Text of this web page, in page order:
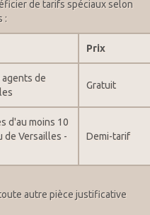
de tarifs spéciaux selon
:
Prix
de
Gratuit
d'au moins 10
de Versailles -
Demi-tarif
autre pièce justificative